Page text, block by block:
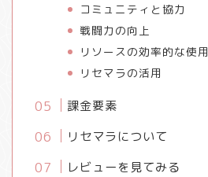
コミュニティと協力
戦闘力の向上
リソースの効率的な使用
リセマラの活用
課金要素
リセマラについて
レビューを見てみる